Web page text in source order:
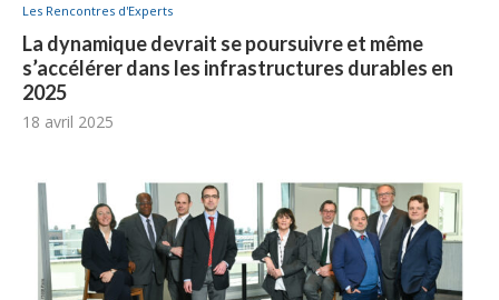
Les Rencontres d'Experts
La dynamique devrait se poursuivre et même
s’accélérer dans les infrastructures durables en
2025
18 avril 2025